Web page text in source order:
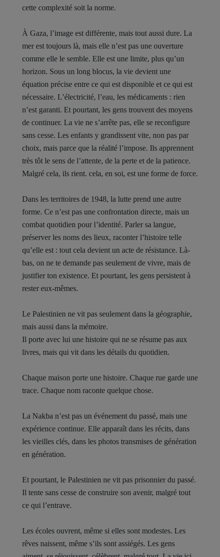
cette complexité soit la norme.
À Gaza, l’image est différente, mais tout aussi dure. La
mer est toujours là, mais elle n’est pas une ouverture
comme elle le semble. Elle est une limite, plus qu’un
horizon. Sous un long blocus, la vie devient une
équation précise entre ce qui est disponible et ce qui est
nécessaire. L’électricité, l’eau, les médicaments : rien
n’est garanti. Et pourtant, les gens trouvent des moyens
de continuer. La vie ne s’arrête pas, elle se reconfigure
sans cesse. Les enfants y grandissent vite, non pas par
choix, mais parce que la réalité l’impose. Ils apprennent
très tôt le sens de l’attente, de la perte et de la patience.
Malgré cela, ils rient. cela, en soi, est une forme de force.
Dans les territoires de 1948, la lutte prend une autre
forme. Ce n’est pas une confrontation directe, mais un
combat quotidien pour l’identité. Parler sa langue,
préserver les noms des lieux, raconter l’histoire telle
qu’elle est : tout cela devient un acte de résistance. Là-
bas, on ne te demande pas seulement de vivre, mais de
justifier ton existence. Et pourtant, les gens persistent à
rester eux-mêmes.
Le Palestinien ne vit pas seulement dans la géographie,
mais aussi dans la mémoire.
Il porte avec lui une histoire qui ne se résume pas aux
livres, mais qui vit dans les détails du quotidien.
Chaque maison porte une histoire. Chaque rue garde une
trace. Chaque nom raconte quelque chose.
La Nakba n’est pas un événement du passé, mais une
expérience continue. Elle apparaît dans les récits, dans
les vieilles clés, dans les photos transmises de génération
en génération.
Et pourtant, le Palestinien ne vit pas prisonnier du passé.
Il tente sans cesse de construire son avenir, malgré tout
ce qui l’entrave.
Les écoles ouvrent, même si elles sont modestes. Les
rêves naissent, même s’ils sont assiégés. Les gens